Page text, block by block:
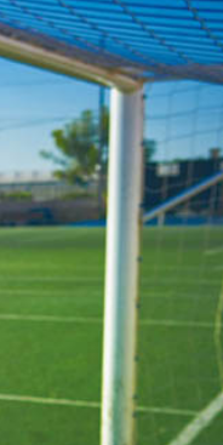
لوآنوی
در
ایران
خوش
آمدید
/
luanvi